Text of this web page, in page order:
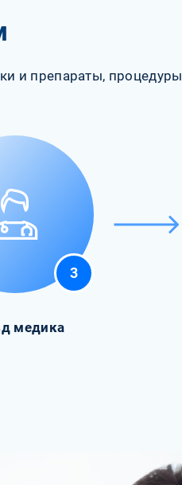
и препараты, процедуры
3
медика